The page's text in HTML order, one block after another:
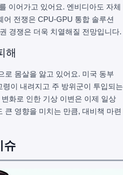
이어가고 있어요. 엔비디아도 자체
전쟁은 CPU-GPU 통합 솔루션
경쟁은 더욱 치열해질 전망입니다.
해
로 몸살을 앓고 있어요. 미국 동부
이 내려지고 주 방위군이 투입되는
화로 인한 기상 이변은 이제 일상
큰 영향을 미치는 만큼, 대비책 마련
슈